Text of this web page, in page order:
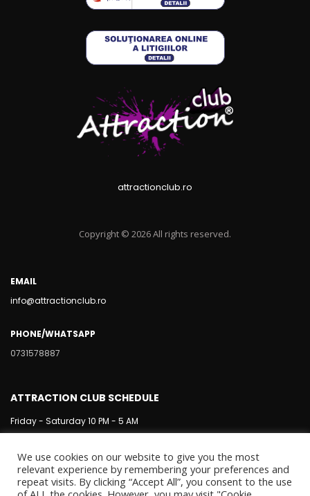
attractionclub.ro
Copyright © 2026 All rights reserved.
EMAIL
info@attractionclub.ro
PHONE/WHATSAPP
0731578887
ATTRACTION CLUB SCHEDULE
Friday - Saturday 10 PM - 5 AM
We use cookies on our website to give you the most
relevant experience by remembering your preferences and
repeat visits. By clicking “Accept All”, you consent to the use